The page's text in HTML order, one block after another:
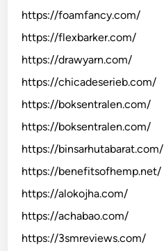
https://foamfancy.com/
https://flexbarker.com/
https://drawyarn.com/
https://chicadeserieb.com/
https://boksentralen.com/
https://boksentralen.com/
https://binsarhutabarat.com/
https://benefitsofhemp.net/
https://alokojha.com/
https://achabao.com/
https://3smreviews.com/